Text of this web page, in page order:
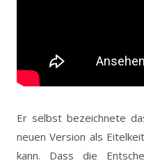
Er selbst bezeichnete
neuen Version als
kann. Dass die